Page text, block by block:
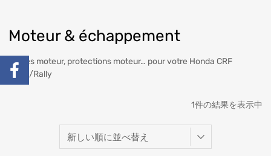
Moteur & échappement
Pièces moteur, protections moteur… pour votre Honda CRF
300L/Rally
1件の結果を表示中